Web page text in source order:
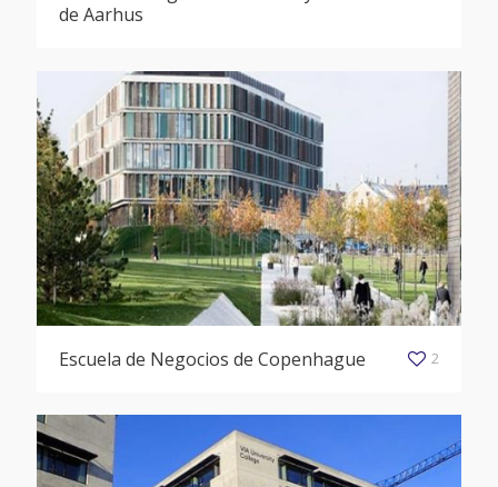
de Aarhus
Escuela de Negocios de Copenhague 2